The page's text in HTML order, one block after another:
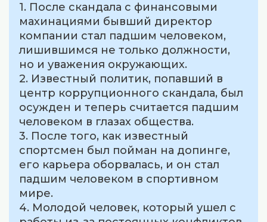
1. После скандала с финансовыми
махинациями бывший директор
компании стал падшим человеком,
лишившимся не только должности,
но и уважения окружающих.
2. Известный политик, попавший в
центр коррупционного скандала, был
осужден и теперь считается падшим
человеком в глазах общества.
3. После того, как известный
спортсмен был пойман на допинге,
его карьера оборвалась, и он стал
падшим человеком в спортивном
мире.
4. Молодой человек, который ушел с